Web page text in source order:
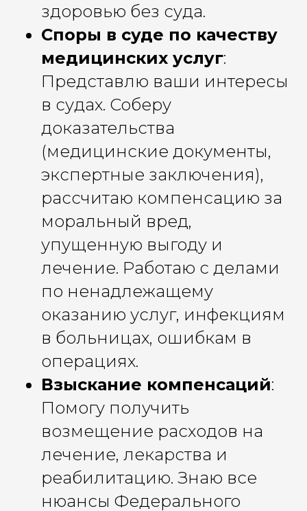
здоровью без суда.
Споры в суде по качеству
медицинских услуг:
Представлю ваши интересы
в судах. Соберу
доказательства
(медицинские документы,
экспертные заключения),
рассчитаю компенсацию за
моральный вред,
упущенную выгоду и
лечение. Работаю с делами
по ненадлежащему
оказанию услуг, инфекциям
в больницах, ошибкам в
операциях.
Взыскание компенсаций:
Помогу получить
возмещение расходов на
лечение, лекарства и
реабилитацию. Знаю все
нюансы Федерального